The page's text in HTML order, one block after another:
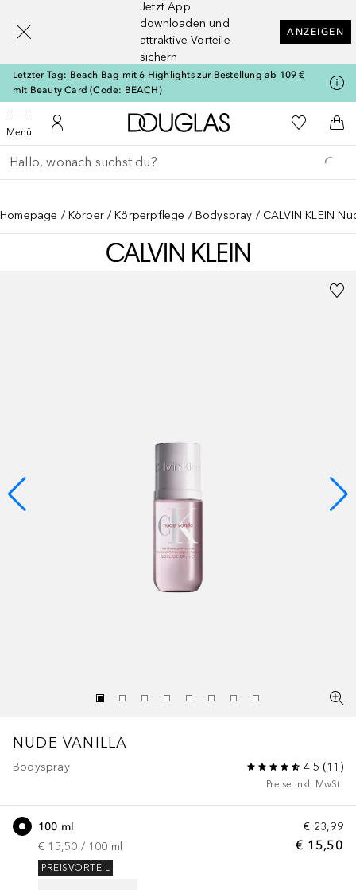
Jetzt App
downloaden und
attraktive Vorteile
sichern
ANZEIGEN
Letzter Tag: Beach Bag mit 6 Highlights zur Bestellung ab 109 €
mit Beauty Card (Code: BEACH)
MenüMenü öffnenZu Meinem Kundenkonto
Zur Douglas Startseite
Zu Meiner
Gehe zurück
Suche ausführen
Homepage Körper Körperpflege Bodyspray CALVIN KLEIN
NUDE VANILLA
Bodyspray 4.5 (11 )
Preise inkl. MwSt.
€ 23,99
€ 15,50
100 ml
€ 15,50 / 100 ml
PREISVORTEIL
[navigation.slideout.screenreader]